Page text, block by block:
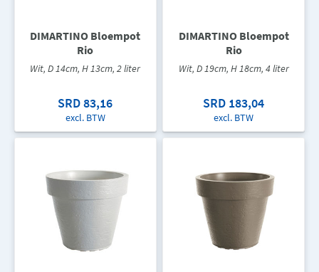
DIMARTINO Bloempot
Rio
Wit, D 14cm, H 13cm, 2 liter
SRD 83,16
excl. BTW
DIMARTINO Bloempot
Rio
Wit, D 19cm, H 18cm, 4 liter
SRD 183,04
excl. BTW